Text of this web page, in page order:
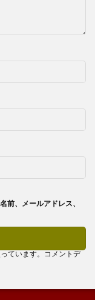
前、メールアドレス、
ています。
コメントデ